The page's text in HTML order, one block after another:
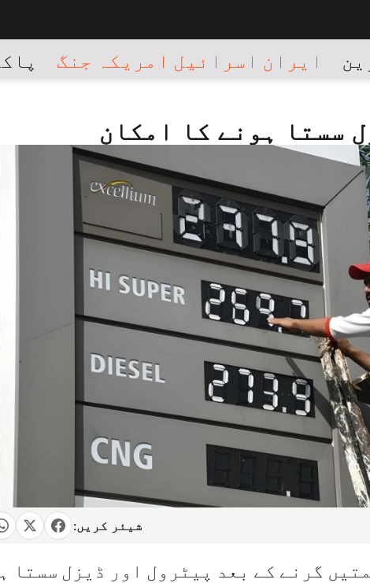
ایران اسرائیل امریکہ جنگ
سستا ہونے کا امکان
شیئر کریں:
گرنے کے بعد پیٹرول اور ڈیزل سستا